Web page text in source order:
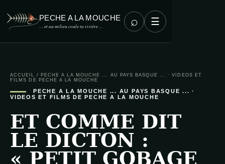
PECHE A LA MOUCHE
… et au milieu coule ta rivière … ⌕ ☰
ACCUEIL / PECHE A LA MOUCHE ... AU PAYS BASQUE ... ·VIDEOS ET
FILMS DE PECHE A LA MOUCHE
PECHE A LA MOUCHE ... AU PAYS BASQUE ... ·
VIDEOS ET FILMS DE PECHE A LA MOUCHE
ET COMME DIT
LE DICTON :
« PETIT GOBAGE